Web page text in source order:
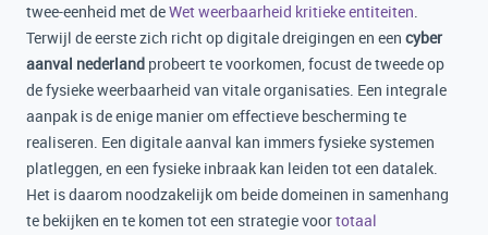
twee-eenheid met deWet weerbaarheid kritieke entiteiten.
Terwijl de eerste zich richt op digitale dreigingen en een cyber
aanval nederland probeert te voorkomen, focust de tweede op
de fysieke weerbaarheid van vitale organisaties. Een integrale
aanpak is de enige manier om effectieve bescherming te
realiseren. Een digitale aanval kan immers fysieke systemen
platleggen, en een fysieke inbraak kan leiden tot een datalek.
Het is daarom noodzakelijk om beide domeinen in samenhang
te bekijken en te komen tot een strategie voortotaal